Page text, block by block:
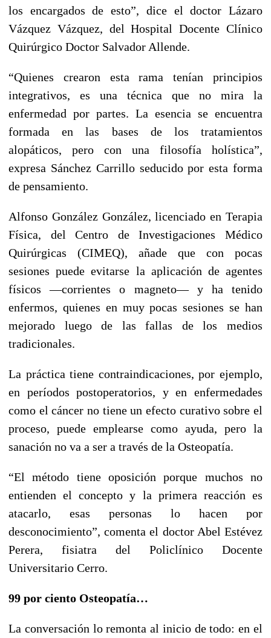
los encargados de esto”, dice el doctor Lázaro
Vázquez Vázquez, del Hospital Docente Clínico
Quirúrgico Doctor Salvador Allende.
“Quienes crearon esta rama tenían principios
integrativos, es una técnica que no mira la
enfermedad por partes. La esencia se encuentra
formada en las bases de los tratamientos
alopáticos, pero con una filosofía holística”,
expresa Sánchez Carrillo seducido por esta forma
de pensamiento.
Alfonso González González, licenciado en Terapia
Física, del Centro de Investigaciones Médico
Quirúrgicas (CIMEQ), añade que con pocas
sesiones puede evitarse la aplicación de agentes
físicos —corrientes o magneto— y ha tenido
enfermos, quienes en muy pocas sesiones se han
mejorado luego de las fallas de los medios
tradicionales.
La práctica tiene contraindicaciones, por ejemplo,
en períodos postoperatorios, y en enfermedades
como el cáncer no tiene un efecto curativo sobre el
proceso, puede emplearse como ayuda, pero la
sanación no va a ser a través de la Osteopatía.
“El método tiene oposición porque muchos no
entienden el concepto y la primera reacción es
atacarlo, esas personas lo hacen por
desconocimiento”, comenta el doctor Abel Estévez
Perera, fisiatra del Policlínico Docente
Universitario Cerro.
99 por ciento Osteopatía…
La conversación lo remonta al inicio de todo: en el